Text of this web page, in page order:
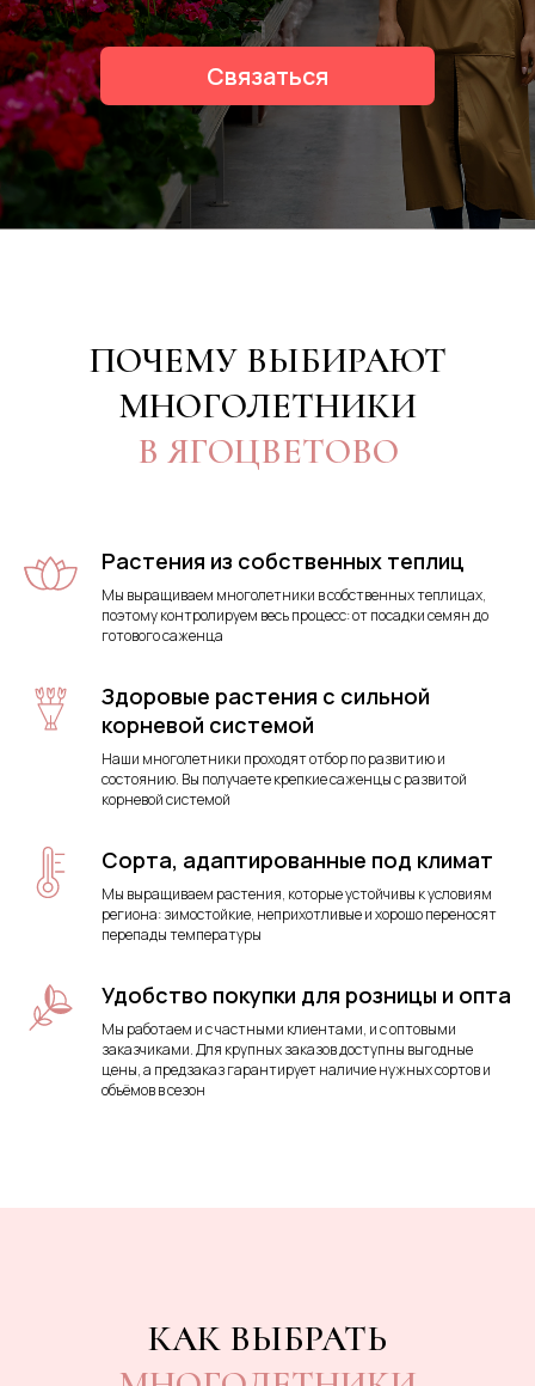
ПОЧЕМУ ВЫБИРАЮТ
МНОГОЛЕТНИКИ
В ЯГОЦВЕТОВО
Растения из собственных теплиц
Мы выращиваем многолетники в собственных теплицах,
поэтому контролируем весь процесс: от посадки семян до
готового саженца
Здоровые растения с сильной
корневой системой
Наши многолетники проходят отбор по развитию и
состоянию. Вы получаете крепкие саженцы с развитой
корневой системой
Сорта, адаптированные под климат
Мы выращиваем растения, которые устойчивы к условиям
региона: зимостойкие, неприхотливые и хорошо переносят
перепады температуры
Удобство покупки для розницы и опта
Мы работаем и с частными клиентами, и с оптовыми
заказчиками. Для крупных заказов доступны выгодные
цены, а предзаказ гарантирует наличие нужных сортов и
объёмов в сезон
КАК ВЫБРАТЬ